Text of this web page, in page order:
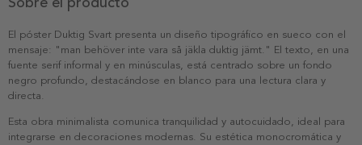
El póster Duktig Svart presenta un diseño tipográfico en sueco con el
mensaje: "man behöver inte vara så jäkla duktig jämt." El texto, en una
fuente serif informal y en minúsculas, está centrado sobre un fondo
negro profundo, destacándose en blanco para una lectura clara y
directa.
Esta obra minimalista comunica tranquilidad y autocuidado, ideal para
integrarse en decoraciones modernas. Su estética monocromática y